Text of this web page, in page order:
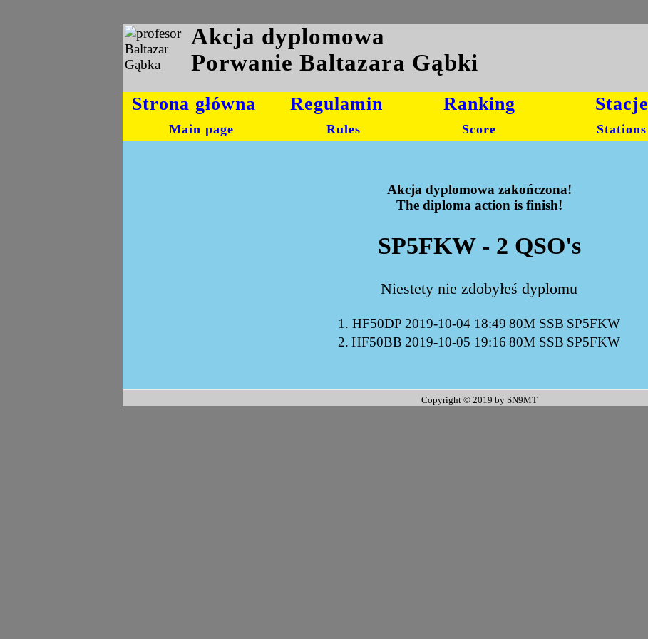
Akcja dyplomowa
Porwanie Baltazara Gąbki
Strona główna
Main page
Regulamin
Rules
Ranking
Score
Stacje
Stations
Akcja dyplomowa zakończona!
The diploma action is finish!
SP5FKW - 2 QSO's
Niestety nie zdobyłeś dyplomu
1. HF50DP 2019-10-04 18:49 80M SSB SP5FKW
2. HF50BB 2019-10-05 19:16 80M SSB SP5FKW
Copyright © 2019 by SN9MT